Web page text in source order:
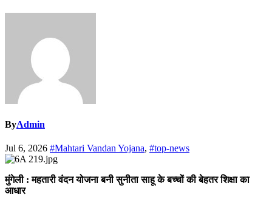
ByAdmin
Jul 6, 2026 #Mahtari Vandan Yojana, #top-news
मुंगेली : महतारी वंदन योजना बनी सुनीता साहू के बच्चों की बेहतर शिक्षा का
आधार